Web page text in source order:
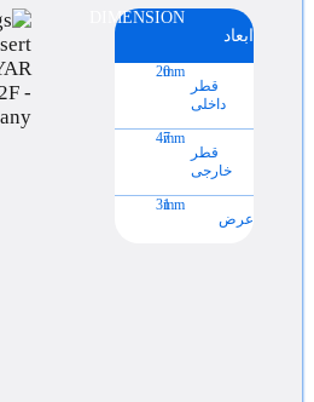
ابعاد
DIMENSION
قطر
داخلی
mm
20
قطر
خارجی
mm
47
عرض
mm
31